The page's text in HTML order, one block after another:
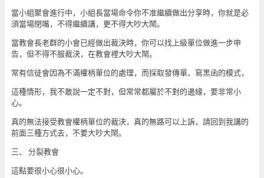
當小組聚會進行中，小組長當場命令你不准繼續做出分享時，你就是必
須當場閉嘴，不得繼續講，更不得大吵大鬧。
當教會長老群的小會已經做出裁決時，你可以找上級單位做進一步申
告，但不得不服裁決，在教會裡大吵大鬧。
常有信徒會因為不滿權柄單位的處理，而採取發傳單、寫黑函的模式，
這種情形，我不敢說一定不對，但常常都屬於不對的邊緣，要非常小
心。
真的無法接受教會權柄單位的裁決，真的無路可以上訴，請回到我講的
前面三種方式去，不要大吵大鬧。
三、 分裂教會
這點要很小心很小心。